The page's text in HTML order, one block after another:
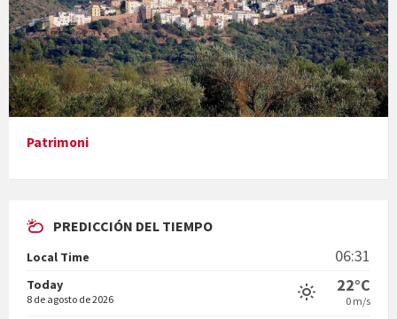
Presentació del llibre &quot;La mare&quot;, d'Emma Zafon
En Bum
Patrimoni
PREDICCIÓN DEL TIEMPO
Local Time 06:31
Today
8 de agosto de 2026
22°C
0 m/s